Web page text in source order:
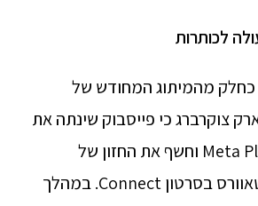
לכותרות
2021, כחלק מהמיתוג המחודש של
צוקרברג כי פייסבוק שינתה את
שמה ל-Meta Platforms וחשף את החזון של
החברה לגבי המטאוורס בסרטון Connect. במהלך